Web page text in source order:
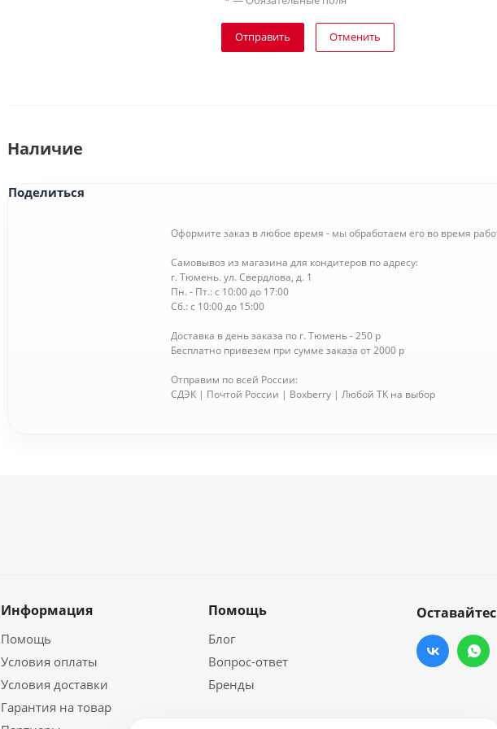
Отправить Отменить
Наличие
Поделиться
Оформите заказ в любое время - мы обработаем его во время
Самовывоз из магазина для кондитеров по адресу:
г. Тюмень. ул. Свердлова, д. 1
Пн. - Пт.: с 10:00 до 17:00
Сб.: с 10:00 до 15:00
Доставка в день заказа по г. Тюмень - 250 р
Бесплатно привезем при сумме заказа от 2000 р
Отправим по всей России:
СДЭК | Почтой России | Boxberry | Любой ТК на выбор
Информация
Помощь
Условия оплаты
Условия доставки
Гарантия на товар
Помощь
Блог
Вопрос-ответ
Бренды